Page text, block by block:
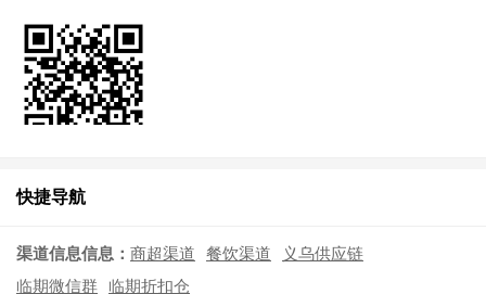
快捷导航
渠道信息信息： 商超渠道 餐饮渠道
义乌供应链
临期微信群 临期折扣仓